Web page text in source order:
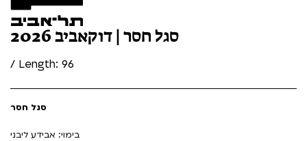
סגל חסר | דוקאביב 2026
/ Length: 96
סגל חסר
בימוי: אבידע ליבני